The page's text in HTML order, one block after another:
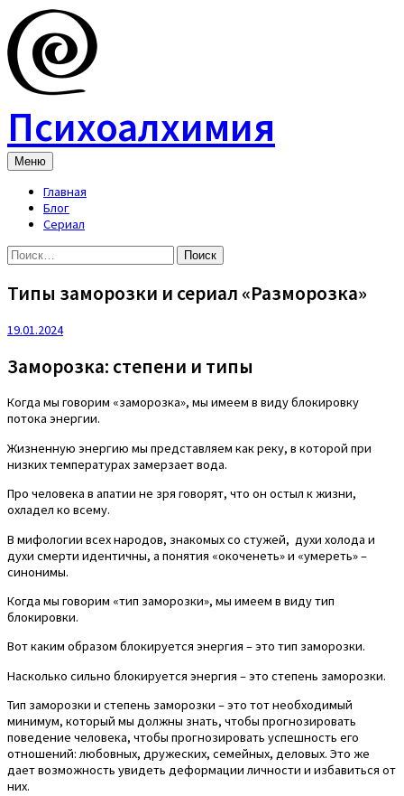
Skip
to
content
Психоалхимия
Меню
Главная
Блог
Сериал
Найти:
Типы заморозки и сериал «Разморозка»
19.01.2024
Заморозка: степени и типы
Когда мы говорим «заморозка», мы имеем в виду блокировку
потока энергии.
Жизненную энергию мы представляем как реку, в которой при
низких температурах замерзает вода.
Про человека в апатии не зря говорят, что он остыл к жизни,
охладел ко всему.
В мифологии всех народов, знакомых со стужей, духи холода и
духи смерти идентичны, а понятия «окоченеть» и «умереть» –
синонимы.
Когда мы говорим «тип заморозки», мы имеем в виду тип
блокировки.
Вот каким образом блокируется энергия – это тип заморозки.
Насколько сильно блокируется энергия – это степень заморозки.
Тип заморозки и степень заморозки – это тот необходимый
минимум, который мы должны знать, чтобы прогнозировать
поведение человека, чтобы прогнозировать успешность его
отношений: любовных, дружеских, семейных, деловых. Это же
дает возможность увидеть деформации личности и избавиться от
них.